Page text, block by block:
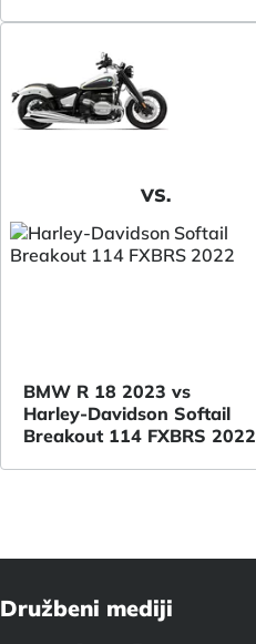
VS.
BMW R 18 2023 vs
Harley-Davidson Softail
Breakout 114 FXBRS 2022
Družbeni mediji